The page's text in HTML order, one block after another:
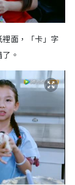
面，「卡」字
。